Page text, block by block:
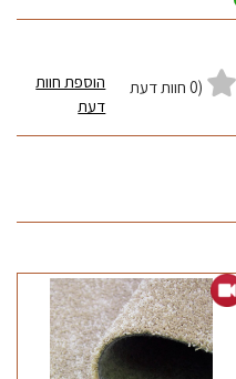
(0 חוות דעת
הוספת חוות
דעת